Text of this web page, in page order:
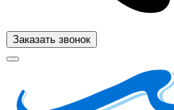
Заказать звонок